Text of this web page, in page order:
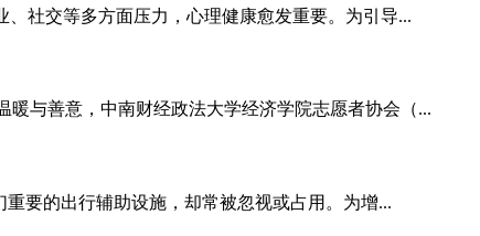
社交等多方面压力，心理健康愈发重要。为引导...
与善意，中南财经政法大学经济学院志愿者协会（...
要的出行辅助设施，却常被忽视或占用。为增...